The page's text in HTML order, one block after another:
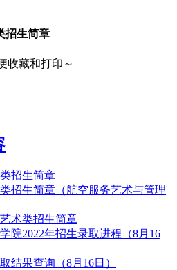
招生简章
收藏和打印～
招生简章
招生简章（航空服务艺术与管理
术类招生简章
院2022年招生录取进程（8月16
结果查询（8月16日）